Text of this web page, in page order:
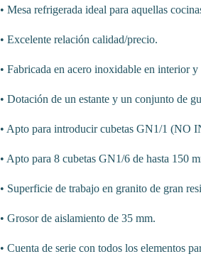
cantidad
• Mesa refrigerada ideal para aquellas
• Excelente relación calidad/precio.
• Fabricada en acero inoxidable en interior
• Dotación de un estante y un conjunto de
• Apto para introducir cubetas GN1/1 (NO
• Apto para 8 cubetas GN1/6 de hasta
• Superficie de trabajo en granito de gran
• Grosor de aislamiento de 35 mm.
• Cuenta de serie con todos los elementos